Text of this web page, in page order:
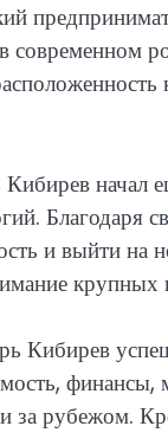
начал
Благодаря
и выйти на
крупных
Кибирев
финансы,
за рубежом.